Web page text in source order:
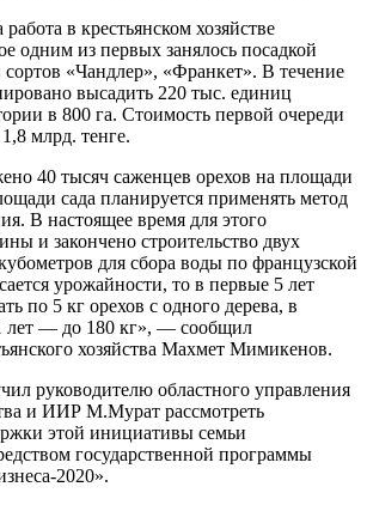
в крестьянском хозяйстве
одним из первых занялось посадкой
«Чандлер», «Франкет». В течение
высадить 220 тыс. единиц
в 800 га. Стоимость первой очереди
млрд. тенге.
40 тысяч саженцев орехов на площади
сада планируется применять метод
В настоящее время для этого
и закончено строительство двух
для сбора воды по французской
урожайности, то в первые 5 лет
по 5 кг орехов с одного дерева, в
лет — до 180 кг», — сообщил
хозяйства Махмет Мимикенов.
руководителю областного управления
и ИИР М.Мурат рассмотреть
этой инициативы семьи
государственной программы
2020».